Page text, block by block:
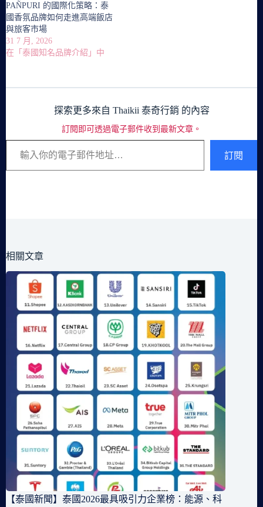
PAÑPURI 的國際化策略：泰
國香氛品牌如何走進高端飯店
與旅客市場
31 7 月, 2026
在「泰國知名品牌介紹」中
探索更多來自 Thaikii 泰奇行銷 的內容
訂閱即可透過電子郵件收到最新文章。
輸入你的電子郵件地址…
訂閱
相關文章
【泰國新聞】泰國2026最具吸引力企業榜：能源、科